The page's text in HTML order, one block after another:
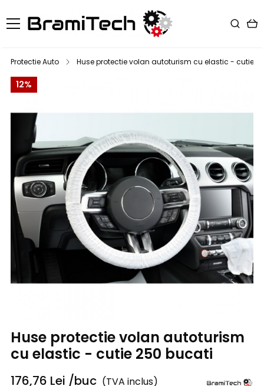
Protectie Auto Huse protectie volan autoturism cu elastic - cutie
12%
Huse protectie volan autoturism
cu elastic - cutie 250 bucati
176,76 Lei /buc (TVA inclus)